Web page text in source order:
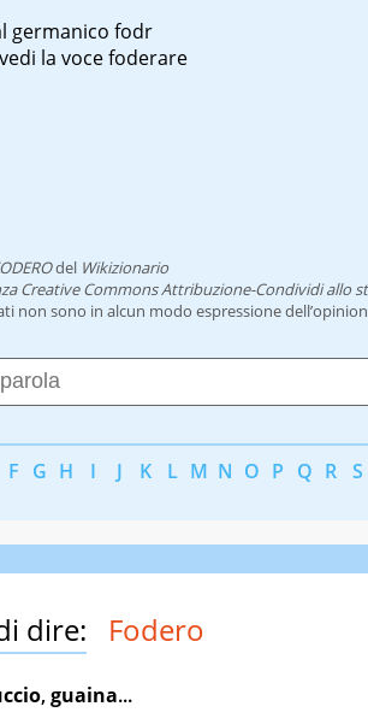
germanico fodr
la voce foderare
del Wikizionario
Creative Commons Attribuzione-Condividi allo
non sono in alcun modo espressione
F G H I J K L M N O P Q R S
dire: Fodero
,guaina...